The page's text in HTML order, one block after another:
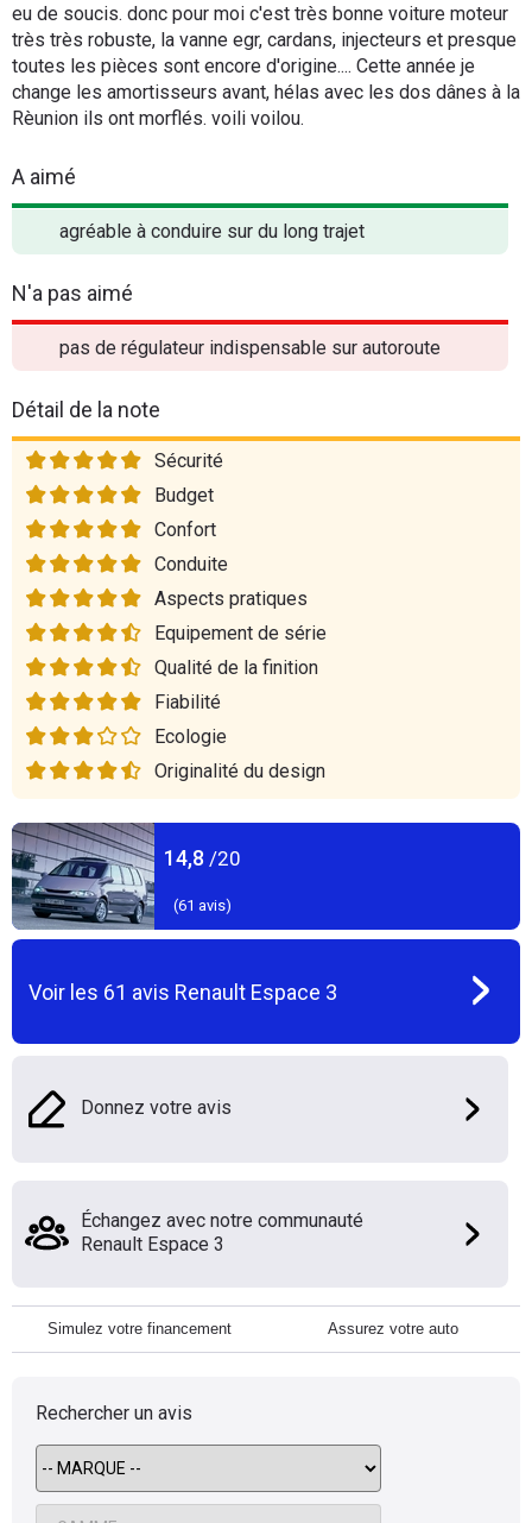
eu de soucis. donc pour moi c'est très bonne voiture moteur
très très robuste, la vanne egr, cardans, injecteurs et presque
toutes les pièces sont encore d'origine.... Cette année je
change les amortisseurs avant, hélas avec les dos dânes à la
Rèunion ils ont morflés. voili voilou.
A aimé
agréable à conduire sur du long trajet
N'a pas aimé
pas de régulateur indispensable sur autoroute
Détail de la note
Sécurité
Budget
Confort
Conduite
Aspects pratiques
Equipement de série
Qualité de la finition
Fiabilité
Ecologie
Originalité du design
14,8 /20
(61 avis)
Voir les 61 avis Renault Espace 3
Donnez votre avis
Échangez avec notre communauté
Renault Espace 3
Simulez votre financement Assurez votre auto
Rechercher un avis